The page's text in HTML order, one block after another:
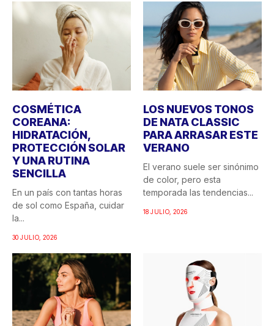
COSMÉTICA
COREANA:
HIDRATACIÓN,
PROTECCIÓN SOLAR
Y UNA RUTINA
SENCILLA
En un país con tantas horas
de sol como España, cuidar
la...
30 JULIO, 2026
LOS NUEVOS TONOS
DE NATA CLASSIC
PARA ARRASAR ESTE
VERANO
El verano suele ser sinónimo
de color, pero esta
temporada las tendencias...
18 JULIO, 2026